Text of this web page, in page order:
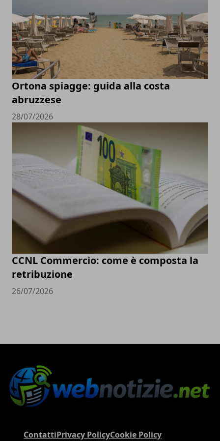
Ortona spiagge: guida alla costa
abruzzese
28/07/2026
CCNL Commercio: come è composta la
retribuzione
26/07/2026
ContattiPrivacy PolicyCookie Policy